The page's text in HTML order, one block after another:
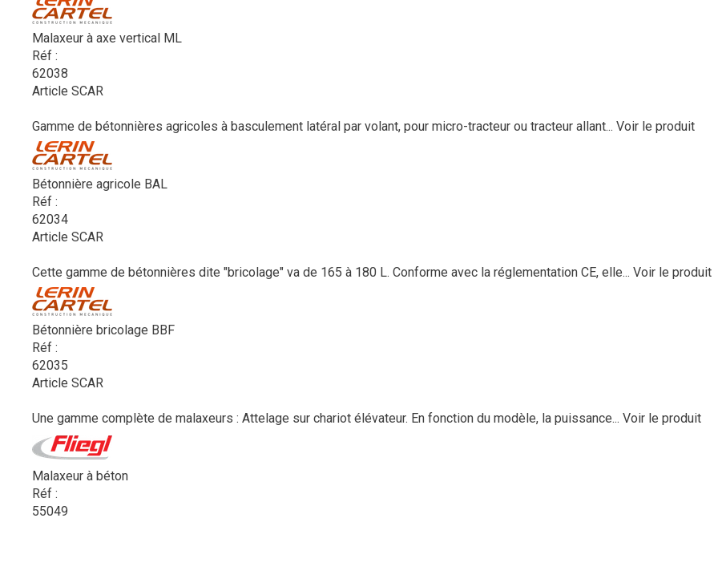
Malaxeur à axe vertical ML
Réf :
62038
Article SCAR
Gamme de bétonnières agricoles à basculement latéral par volant, pour micro-tracteur ou tracteur allant... Voir le produit
Bétonnière agricole BAL
Réf :
62034
Article SCAR
Cette gamme de bétonnières dite "bricolage" va de 165 à 180 L. Conforme avec la réglementation CE, elle... Voir le produit
Bétonnière bricolage BBF
Réf :
62035
Article SCAR
Une gamme complète de malaxeurs : Attelage sur chariot élévateur. En fonction du modèle, la puissance... Voir le produit
Malaxeur à béton
Réf :
55049